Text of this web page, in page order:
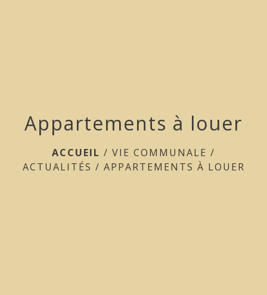
Appartements à louer
ACCUEIL / VIE COMMUNALE /
ACTUALITÉS / APPARTEMENTS À LOUER